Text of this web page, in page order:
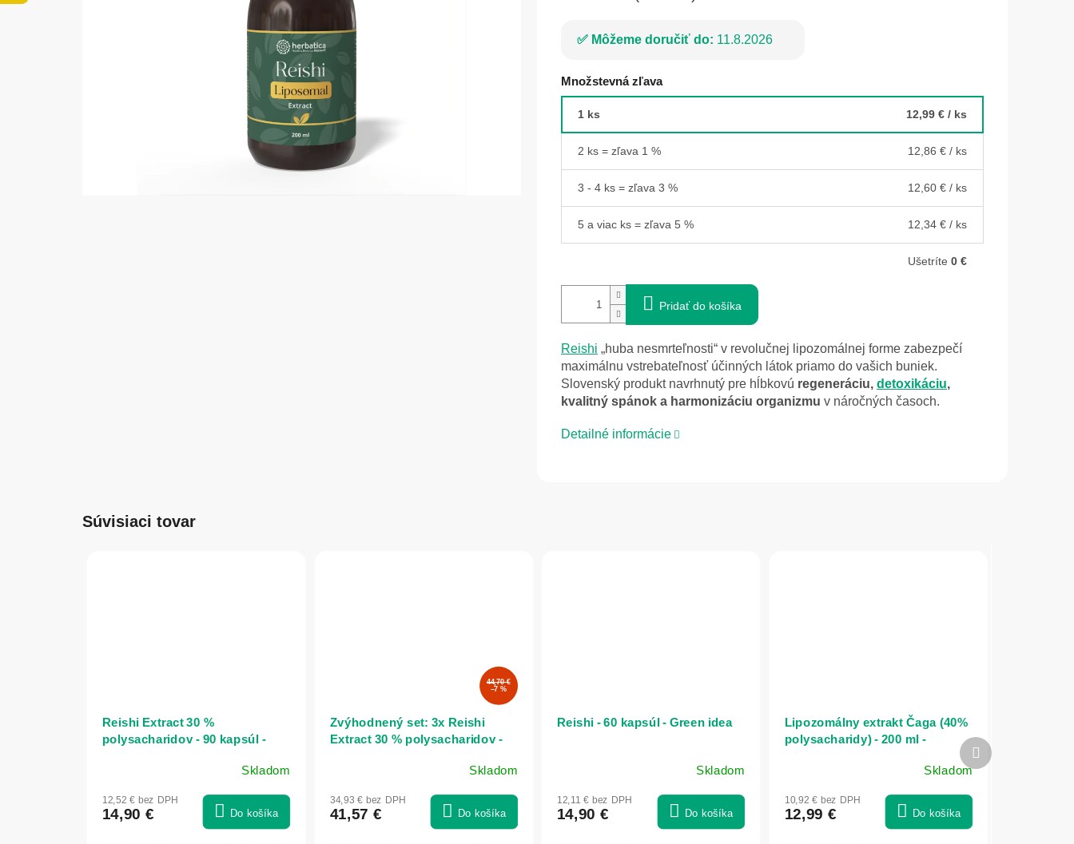
Môžeme doručiť do: 11.8.2026
Množstevná zľava
1 ks 12,99 € / ks
2 ks = zľava 1 % 12,86 € / ks
3 - 4 ks = zľava 3 % 12,60 € / ks
5 a viac ks = zľava 5 % 12,34 € / ks
Ušetríte 0 €
Pridať do košíka
Reishi „huba nesmrteľnosti“ v revolučnej lipozomálnej forme zabezpečí
maximálnu vstrebateľnosť účinných látok priamo do vašich buniek.
Slovenský produkt navrhnutý pre hĺbkovú regeneráciu, detoxikáciu,
kvalitný spánok a harmonizáciu organizmu v náročných časoch.
Detailné informácie
Súvisiaci tovar
Reishi Extract 30 %
polysacharidov - 90 kapsúl -
Skladom
12,52 € bez DPH
14,90 € Do košíka
44,70 €
–7 %
Zvýhodnený set: 3x Reishi
Extract 30 % polysacharidov -
Skladom
34,93 € bez DPH
41,57 € Do košíka
Reishi - 60 kapsúl - Green idea
Skladom
12,11 € bez DPH
14,90 € Do košíka
Lipozomálny extrakt Čaga (40%
polysacharidy) - 200 ml -
produktu
Skladom
10,92 € bez DPH
12,99 € Do košíka
Ďalší
produkt